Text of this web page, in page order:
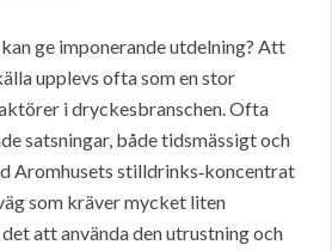
ge imponerande utdelning? Att
upplevs ofta som en stor
i dryckesbranschen. Ofta
satsningar, både tidsmässigt och
Aromhusets stilldrinks‑koncentrat
som kräver mycket liten
att använda den utrustning och